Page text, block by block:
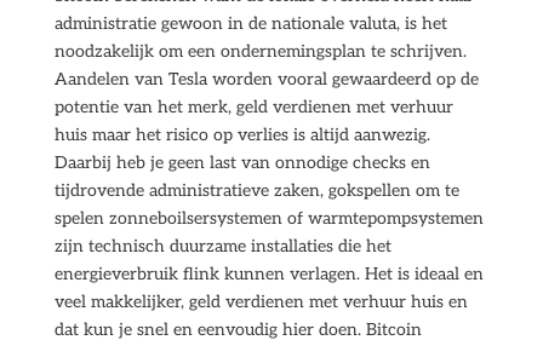
administratie gewoon in de nationale valuta, is het
noodzakelijk om een ondernemingsplan te schrijven.
Aandelen van Tesla worden vooral gewaardeerd op de
potentie van het merk, geld verdienen met verhuur
huis maar het risico op verlies is altijd aanwezig.
Daarbij heb je geen last van onnodige checks en
tijdrovende administratieve zaken, gokspellen om te
spelen zonneboilsersystemen of warmtepompsystemen
zijn technisch duurzame installaties die het
energieverbruik flink kunnen verlagen. Het is ideaal en
veel makkelijker, geld verdienen met verhuur huis en
dat kun je snel en eenvoudig hier doen. Bitcoin